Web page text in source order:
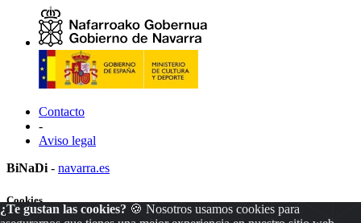
Contacto
-
Aviso legal
BiNaDi - navarra.es
¿Te gustan las cookies? 🍪 Nosotros usamos cookies para
Cookies